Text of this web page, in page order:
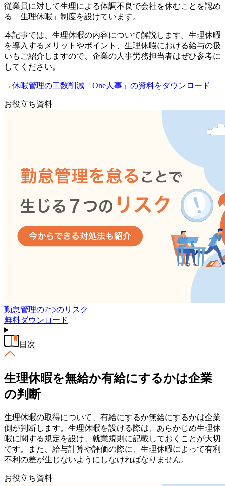
従業員に対して生理による体調不良で会社を休むことを認め
る「生理休暇」制度を設けています。
本記事では、生理休暇の内容について解説します。生理休暇
を導入するメリットやポイント、生理休暇における給与の扱
いもご紹介しますので、企業の人事労務担当者はぜひ参考に
してください。
→休暇管理の工数削減「One人事」の資料をダウンロード
お役立ち資料
勤怠管理の7つのリスク
無料ダウンロード
目次
生理休暇を無給か有給にするかは企業
の判断
生理休暇の取得について、有給にするか無給にするかは企業
側が判断します。生理休暇を設ける際は、あらかじめ生理休
暇に関する規定を設け、就業規則に記載しておくことが大切
です。また、給与計算や評価の際に、生理休暇によって有利
不利の差が生じないようにしなければなりません。
お役立ち資料